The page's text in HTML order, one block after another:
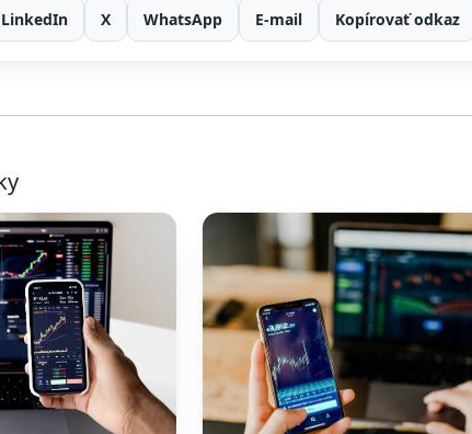
LinkedIn X WhatsApp E-mail Kopírovať odkaz